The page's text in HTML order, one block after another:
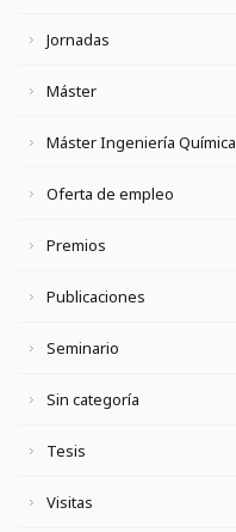
Jornadas
Máster
Máster Ingeniería Química
Oferta de empleo
Premios
Publicaciones
Seminario
Sin categoría
Tesis
Visitas